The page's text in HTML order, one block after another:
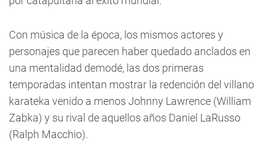
Con música de la época, los mismos actores y
personajes que parecen haber quedado anclados en
una mentalidad demodé, las dos primeras
temporadas intentan mostrar la redención del villano
karateka venido a menos Johnny Lawrence (William
Zabka) y su rival de aquellos años Daniel LaRusso
(Ralph Macchio).